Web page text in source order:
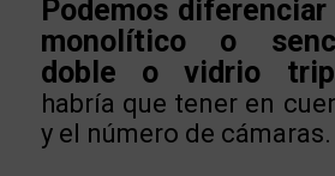
Podemos
monolítico o
doble o vidrio
habría que tener en
y el número de cámaras.